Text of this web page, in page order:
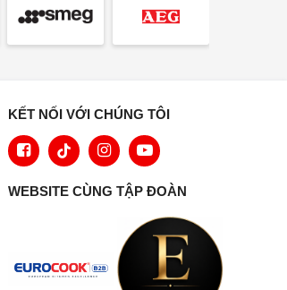
KẾT NỐI VỚI CHÚNG TÔI
WEBSITE CÙNG TẬP ĐOÀN